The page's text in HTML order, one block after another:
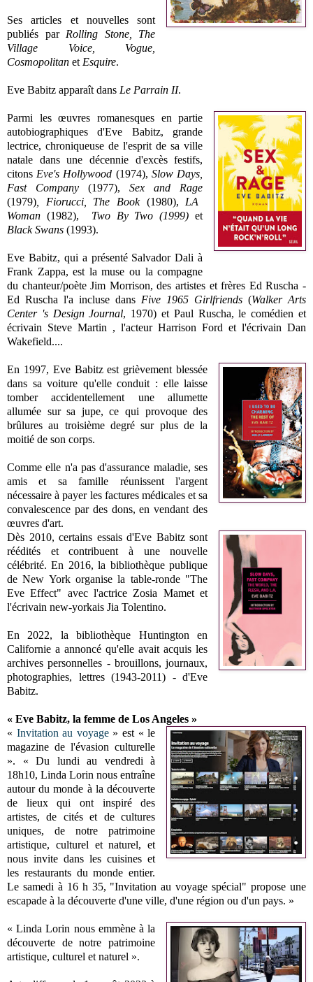
Ses articles et nouvelles sont
publiés par Rolling Stone, The
Village Voice, Vogue,
Cosmopolitan et Esquire.
Eve Babitz apparaît dans Le Parrain II.
Parmi les œuvres romanesques en partie
autobiographiques d'Eve Babitz, grande
lectrice, chroniqueuse de l'esprit de sa ville
natale dans une décennie d'excès festifs,
citons Eve's Hollywood (1974), Slow Days,
Fast Company (1977),Sex and Rage
(1979)
Fiorucci, The Book(1980), LA
Woman (1982), Two By Two (1999) et
Black Swans (1993).
Eve Babitz, qui a présenté Salvador Dali à
Frank Zappa, est la muse ou la compagne
du chanteur/poète Jim Morrison, des artistes et frères Ed Ruscha -
Ed Ruscha l'a incluse dans Five 1965 Girlfriends (Walker Arts
Center 's Design Journal, 1970) et Paul Ruscha, le comédien et
écrivain Steve Martin , l'acteur Harrison Ford et l'écrivain Dan
Wakefield....
En 1997, Eve Babitz est grièvement blessée
dans sa voiture qu'elle conduit : elle laisse
tomber accidentellement une allumette
allumée sur sa jupe, ce qui provoque des
brûlures au troisième degré sur plus de la
moitié de son corps.
Comme elle n'a pas d'assurance maladie, ses
amis et sa famille réunissent l'argent
nécessaire à payer les factures médicales et sa
convalescence par des dons, en vendant des
œuvres d'art.
Dès 2010, certains essais d'Eve Babitz sont
réédités et contribuent à une nouvelle
célébrité. En 2016, la bibliothèque publique
de New York organise la table-ronde "The
Eve Effect" avec l'actrice Zosia Mamet et
l'écrivain new-yorkais Jia Tolentino.
En 2022, la bibliothèque Huntington en
Californie a annoncé qu'elle avait acquis les
archives personnelles - brouillons, journaux,
photographies, lettres (1943-2011) - d'Eve
Babitz.
« Eve Babitz, la femme de Los Angeles »
« Invitation au voyage» est « le
magazine de l'évasion culturelle
». « Du lundi au vendredi à
18h10, Linda Lorin nous entraîne
autour du monde à la découverte
de lieux qui ont inspiré des
artistes, de cités et de cultures
uniques, de notre patrimoine
artistique, culturel et naturel, et
nous invite dans les cuisines et
les restaurants du monde entier.
Le samedi à 16 h 35, "Invitation au voyage spécial" propose une
escapade à la découverte d'une ville, d'une région ou d'un pays. »
« Linda Lorin nous emmène à la
découverte de notre patrimoine
artistique, culturel et naturel ».